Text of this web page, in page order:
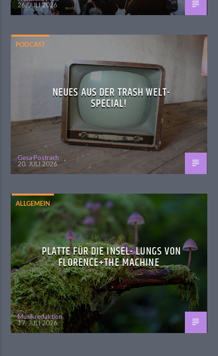
26. JULI 2026
PODCAST
NEUES AUS DER TRASH WELT-
SPECIAL!
Gesa Postrach
20. JULI 2026
ALLGEMEIN
PLATTE FÜR DIE INSEL- LUNGS VON
FLORENCE+THE MACHINE
Musikredaktion
17. JULI 2026